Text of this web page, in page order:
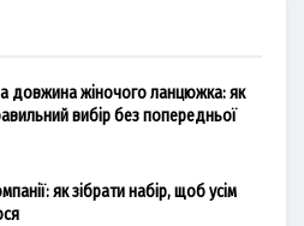
довжина жіночого ланцюжка: як
вибір без попередньої
як зібрати набір, щоб усім